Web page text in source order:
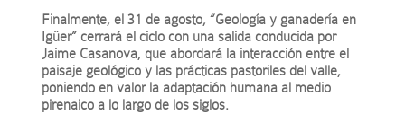
Finalmente, el 31 de agosto, “Geología y ganadería en
Igüer” cerrará el ciclo con una salida conducida por
Jaime Casanova, que abordará la interacción entre el
paisaje geológico y las prácticas pastoriles del valle,
poniendo en valor la adaptación humana al medio
pirenaico a lo largo de los siglos.